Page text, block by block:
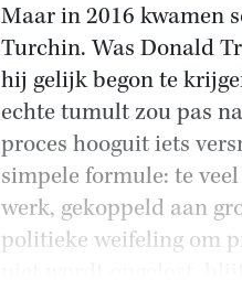
Maar in 2016 kwamen
Turchin. Was Donald
hij gelijk begon te
echte tumult zou pas
proces hooguit iets
simpele formule: te
werk, gekoppeld aan
politieke weifeling om